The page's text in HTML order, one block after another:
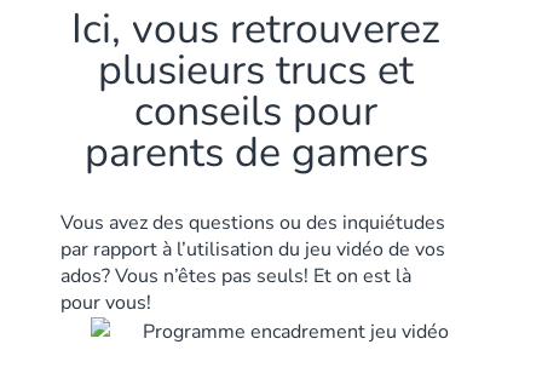
Ici, vous retrouverez
plusieurs trucs et
conseils pour
parents de gamers
Vous avez des questions ou des inquiétudes
par rapport à l’utilisation du jeu vidéo de vos
ados? Vous n’êtes pas seuls! Et on est là
pour vous!